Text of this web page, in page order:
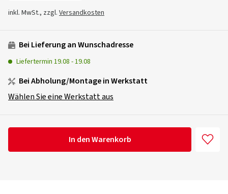
inkl. MwSt., zzgl. Versandkosten
Bei Lieferung an Wunschadresse
Liefertermin 19.08 -19.08
Bei Abholung/Montage in Werkstatt
Wählen Sie eine Werkstatt aus
In den Warenkorb